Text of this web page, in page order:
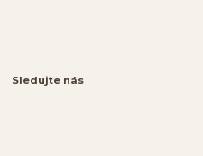
Sledujte nás